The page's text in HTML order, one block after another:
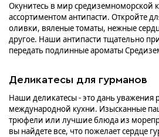
Окунитесь в мир средиземноморской
ассортиментом антипасти. Откройте
оливки, вяленые томаты, нежные
другое. Наши антипасти тщательно
передать подлинные ароматы
Деликатесы для гурманов
Наши деликатесы - это дань уважения
международной кухни. Изысканные
трюфели или лучшие блюда из
вы найдете все, что пожелает сердце